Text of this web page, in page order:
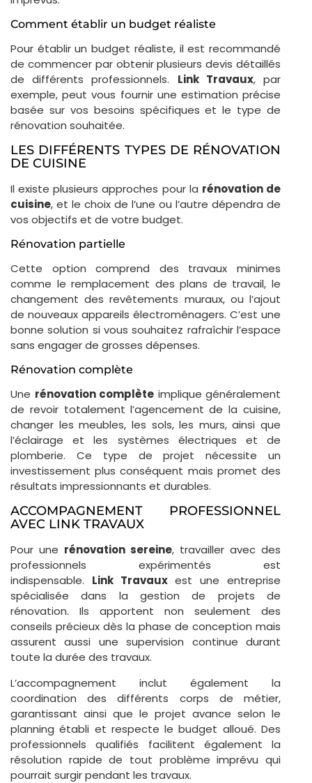
Comment établir un budget réaliste
Pour établir un budget réaliste, il est recommandé
de commencer par obtenir plusieurs devis détaillés
de différents professionnels. Link Travaux, par
exemple, peut vous fournir une estimation précise
basée sur vos besoins spécifiques et le type de
rénovation souhaitée.
LES DIFFÉRENTS TYPES DE RÉNOVATION
DE CUISINE
Il existe plusieurs approches pour la rénovation de
cuisine, et le choix de l’une ou l’autre dépendra de
vos objectifs et de votre budget.
Rénovation partielle
Cette option comprend des travaux minimes
comme le remplacement des plans de travail, le
changement des revêtements muraux, ou l’ajout
de nouveaux appareils électroménagers. C’est une
bonne solution si vous souhaitez rafraîchir l’espace
sans engager de grosses dépenses.
Rénovation complète
Une rénovation complète implique généralement
de revoir totalement l’agencement de la cuisine,
changer les meubles, les sols, les murs, ainsi que
l’éclairage et les systèmes électriques et de
plomberie. Ce type de projet nécessite un
investissement plus conséquent mais promet des
résultats impressionnants et durables.
ACCOMPAGNEMENT PROFESSIONNEL
AVEC LINK TRAVAUX
Pour une rénovation sereine, travailler avec des
professionnels expérimentés est
indispensable. Link Travauxest une entreprise
spécialisée dans la gestion de projets de
rénovation. Ils apportent non seulement des
conseils précieux dès la phase de conception mais
assurent aussi une supervision continue durant
toute la durée des travaux.
L’accompagnement inclut également la
coordination des différents corps de métier,
garantissant ainsi que le projet avance selon le
planning établi et respecte le budget alloué. Des
professionnels qualifiés facilitent également la
résolution rapide de tout problème imprévu qui
pourrait surgir pendant les travaux.